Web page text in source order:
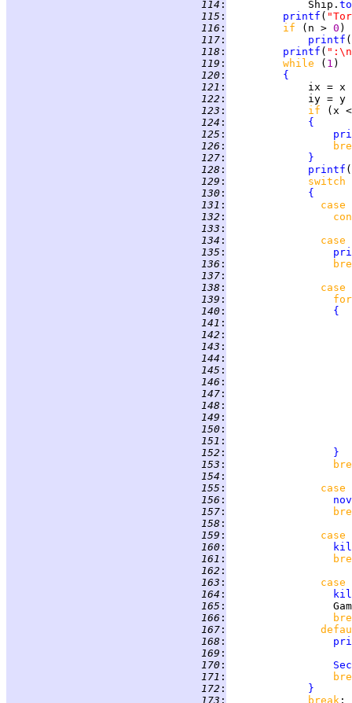
114 :
             Ship.
115 : printf (
116 : if (n > 0
117 : printf (
118 : printf (
119 : while ( 1
120 :
{
121 :
122 :
123 : if
(x
124 :
{
125 :
126 :
127 :
}
128 : printf (
129 :
switch
130 :
{
131 :
case
132 :
133 :
134 :
case
135 :
136 :
137 :
138 :
case
139 :
140 :
{
141 :
142 :
143 :
144 :
145 :
146 :
147 :
148 :
149 :
150 :
151 :
152 :
}
153 :
154 :
155 :
case
156 :
157 :
158 :
159 :
case
160 :
161 :
162 :
163 :
case
164 :
165 :
166 :
167 :
168 :
169 :
170 :
171 :
172 :
}
173 : break